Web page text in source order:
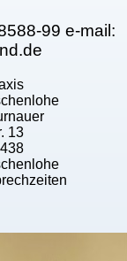
99 e-mail:
13